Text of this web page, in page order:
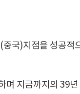
국)지점을 성공적
며 지금까지의 39년